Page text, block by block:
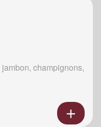
champignons,